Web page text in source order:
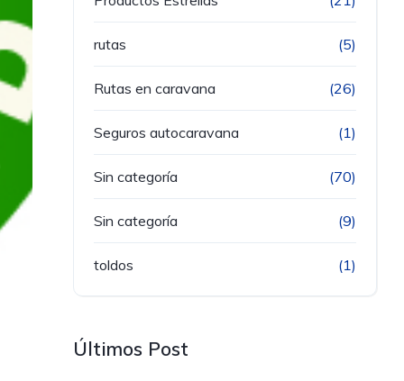
rutas (5)
Rutas en caravana (26)
Seguros autocaravana (1)
Sin categoría (70)
Sin categoría (9)
toldos (1)
Últimos Post